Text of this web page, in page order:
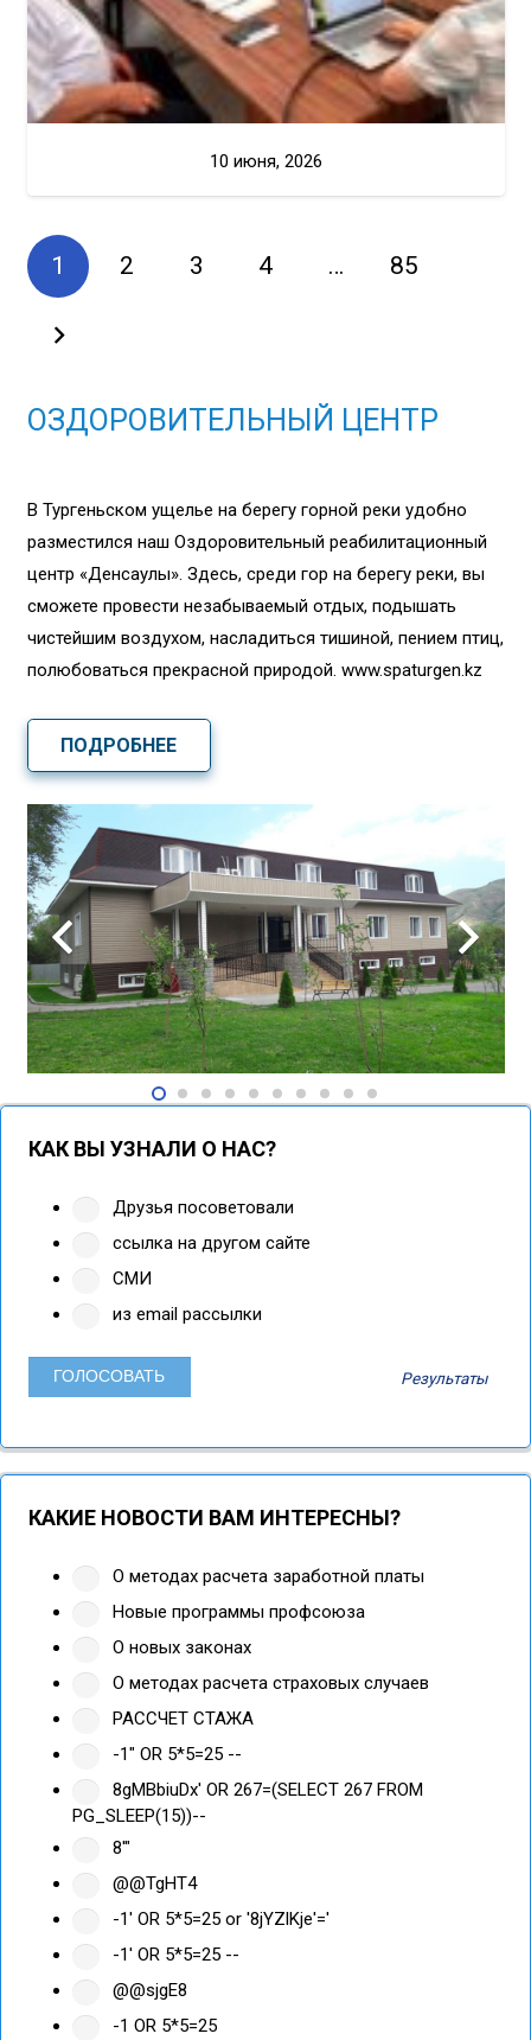
10 июня, 2026
1 2 3 4 … 85
ОЗДОРОВИТЕЛЬНЫЙ ЦЕНТР
В Тургеньском ущелье на берегу горной реки удобно
разместился наш Оздоровительный реабилитационный
центр «Денсаулық». Здесь, среди гор на берегу реки, вы
сможете провести незабываемый отдых, подышать
чистейшим воздухом, насладиться тишиной, пением птиц,
полюбоваться прекрасной природой. www.spaturgen.kz
ПОДРОБНЕЕ
КАК ВЫ УЗНАЛИ О НАС?
Друзья посоветовали
ссылка на другом сайте
СМИ
из email рассылки
Результаты
КАКИЕ НОВОСТИ ВАМ ИНТЕРЕСНЫ?
О методах расчета заработной платы
Новые программы профсоюза
О новых законах
О методах расчета страховых случаев
РАССЧЕТ СТАЖА
-1" OR 5*5=25 --
8gMBbiuDx' OR 267=(SELECT 267 FROM
PG_SLEEP(15))--
8'"
@@TgHT4
-1' OR 5*5=25 or '8jYZlKje'='
-1' OR 5*5=25 --
@@sjgE8
-1 OR 5*5=25